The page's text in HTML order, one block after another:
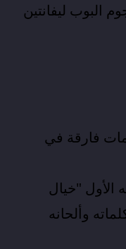
البوب ليفانتين
فارقة في
"خيال
ومن كلماته وألحانه